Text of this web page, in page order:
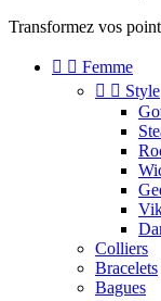
Transformez vos
  Femme
  Style
Colliers
Bracelets
Bagues